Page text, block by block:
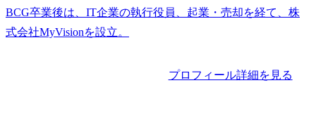
BCG卒業後は、IT企業の執行役員、起業・売却を経て、株
プロフィール詳細を見る